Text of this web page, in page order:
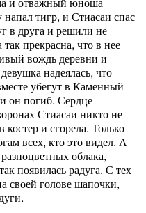
тигр, и Стиасаи спас
в друга и решили не
прекрасна, что в нее
вождь деревни и
надеялась, что
убегут в Каменный
он погиб. Сердце
Стиасаи никто не
и сгорела. Только
всех, кто это видел. А
облака,
появилась радуга. С тех
своей голове шапочки,